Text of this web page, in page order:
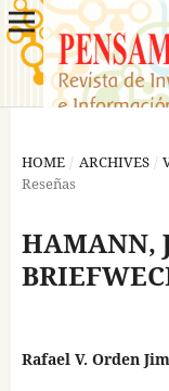
HOME / ARCHIVES /
Reseñas
HAMANN,
Rafael V. Orden